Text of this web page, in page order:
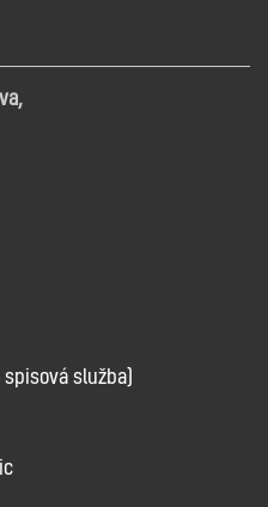
služba)